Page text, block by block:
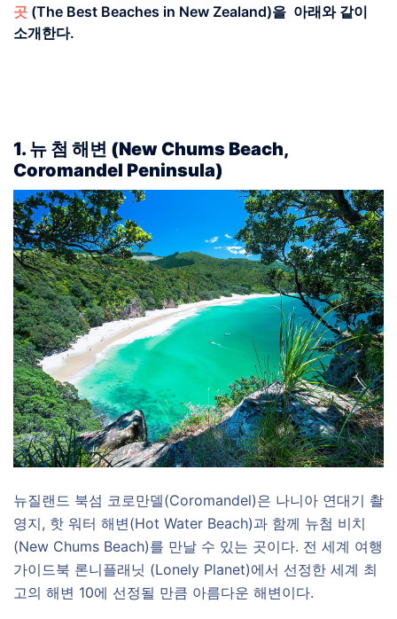
곳 (The Best Beaches in New Zealand)을 아래와 같이
소개한다.
1. 뉴 첨 해변 (New Chums Beach,
Coromandel Peninsula)
뉴질랜드 북섬 코로만델(Coromandel)은 나니아 연대기 촬
영지, 핫 워터 해변(Hot Water Beach)과 함께 뉴첨 비치
(New Chums Beach)를 만날 수 있는 곳이다. 전 세계 여행
가이드북 론니플래닛 (Lonely Planet)에서 선정한 세계 최
고의 해변 10에 선정될 만큼 아름다운 해변이다.